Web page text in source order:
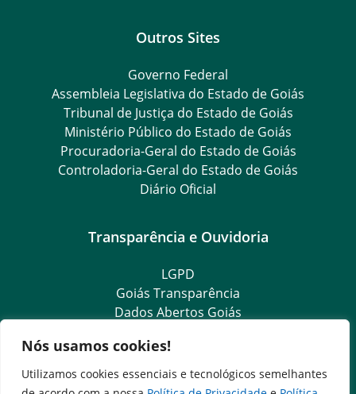
Nós usamos cookies!
Utilizamos cookies essenciais e tecnológicos semelhantes
Outros Sites
Governo Federal
Assembleia Legislativa do Estado de Goiás
Tribunal de Justiça do Estado de Goiás
Ministério Público do Estado de Goiás
Procuradoria-Geral do Estado de Goiás
Controladoria-Geral do Estado de Goiás
Diário Oficial
Transparência e Ouvidoria
LGPD
Goiás Transparência
Dados Abertos Goiás
e-SIC – Serviço Eletrônico de Informação ao Cidadão
Ouvidoria Setorial (Expresso)
Ouvidoria Setorial (Presencial)